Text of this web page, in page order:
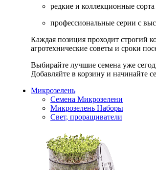
редкие и коллекционные сорта
профессиональные серии с
Каждая позиция проходит строгий
агротехнические советы и сроки
Выбирайте лучшие семена уже
Добавляйте в корзину и начинайте
Микрозелень
Семена Микрозелени
Микрозелень Наборы
Свет, проращиватели